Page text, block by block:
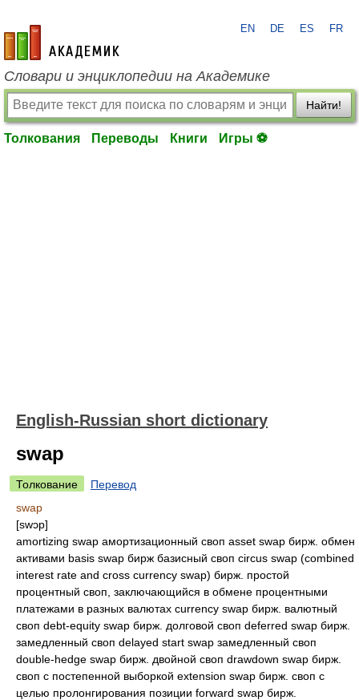
academic.ru
EN DE ES FR
Словари и энциклопедии на Академике
Найти!
Толкования Переводы Книги Игры ⚽
English-Russian short dictionary
swap
Толкование
Перевод
swap
[swɔp]
amortizing swap амортизационный своп asset swap бирж. обмен
активами basis swap бирж базисный своп circus swap (combined
interest rate and cross currency swap) бирж. простой
процентный своп, заключающийся в обмене процентными
платежами в разных валютах currency swap бирж. валютный
своп debt-equity swap бирж. долговой своп deferred swap бирж.
замедленный своп delayed start swap замедленный своп
double-hedge swap бирж. двойной своп drawdown swap бирж.
своп с постепенной выборкой extension swap бирж. своп с
целью пролонгирования позиции forward swap бирж.